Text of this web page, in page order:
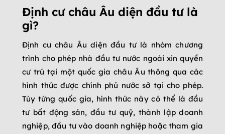
Định cư châu Âu diện đầu tư là
gì?
Định cư châu Âu diện đầu tư là nhóm chương
trình cho phép nhà đầu tư nước ngoài xin quyền
cư trú tại một quốc gia châu Âu thông qua các
hình thức được chính phủ nước sở tại cho phép.
Tùy từng quốc gia, hình thức này có thể là đầu
tư bất động sản, đầu tư quỹ, thành lập doanh
nghiệp, đầu tư vào doanh nghiệp hoặc tham gia